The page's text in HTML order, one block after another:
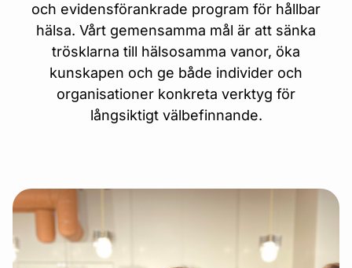
och evidensförankrade program för hållbar
hälsa. Vårt gemensamma mål är att sänka
trösklarna till hälsosamma vanor, öka
kunskapen och ge både individer och
organisationer konkreta verktyg för
långsiktigt välbefinnande.